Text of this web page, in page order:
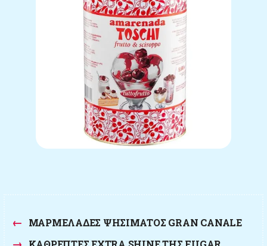
← ΜΑΡΜΕΛΆΔΕΣ ΨΗΣΊΜΑΤΟΣ GRAN CANALE